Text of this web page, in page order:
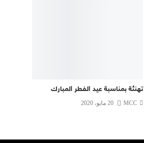
تهنئة بمناسبة عيد الفطر المبارك
MCC 20 مايو، 2020